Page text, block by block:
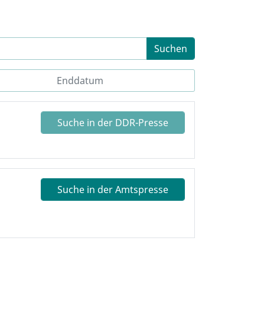
Suchen
Suche in der DDR-Presse
Suche in der Amtspresse